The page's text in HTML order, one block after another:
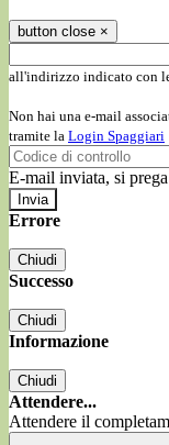
button close ×
all'indirizzo indicato con
Non hai una e-mail
tramite la Login Spaggiari
E-mail inviata, si
Errore
Chiudi
Successo
Chiudi
Informazione
Chiudi
Attendere...
Attendere il